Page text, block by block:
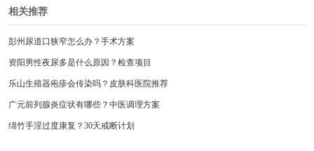
相关推荐
彭州尿道口狭窄怎么办？手术方案
资阳男性夜尿多是什么原因？检查项目
乐山生殖器疱疹会传染吗？皮肤科医院推荐
广元前列腺炎症状有哪些？中医调理方案
绵竹手淫过度康复？30天戒断计划